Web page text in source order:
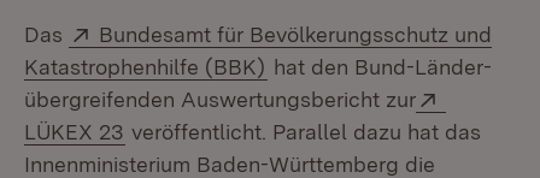
Das Extern:
Bundesamt für Bevölkerungsschutz und
Katastrophenhilfe (BBK) (Öffnet in neuem Fenster)
hat den Bund-Länder-
übergreifenden Auswertungsbericht zur
LÜKEX 23 (Öffnet in neuem Fenster)
veröffentlicht. Parallel dazu hat das
Innenministerium Baden-Württemberg die